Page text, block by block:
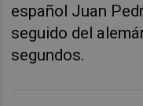
español Juan
seguido del
segundos.